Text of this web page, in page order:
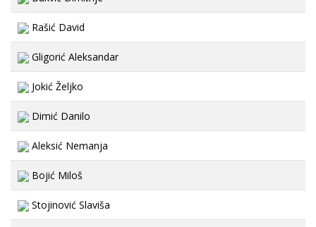
Rašić David
Gligorić Aleksandar
Jokić Željko
Dimić Danilo
Aleksić Nemanja
Bojić Miloš
Stojinović Slaviša